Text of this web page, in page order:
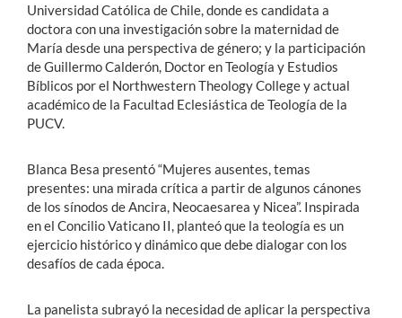
Universidad Católica de Chile, donde es candidata a
doctora con una investigación sobre la maternidad de
María desde una perspectiva de género; y la participación
de Guillermo Calderón, Doctor en Teología y Estudios
Bíblicos por el Northwestern Theology College y actual
académico de la Facultad Eclesiástica de Teología de la
PUCV.
Blanca Besa presentó “Mujeres ausentes, temas
presentes: una mirada crítica a partir de algunos cánones
de los sínodos de Ancira, Neocaesarea y Nicea”. Inspirada
en el Concilio Vaticano II, planteó que la teología es un
ejercicio histórico y dinámico que debe dialogar con los
desafíos de cada época.
La panelista subrayó la necesidad de aplicar la perspectiva